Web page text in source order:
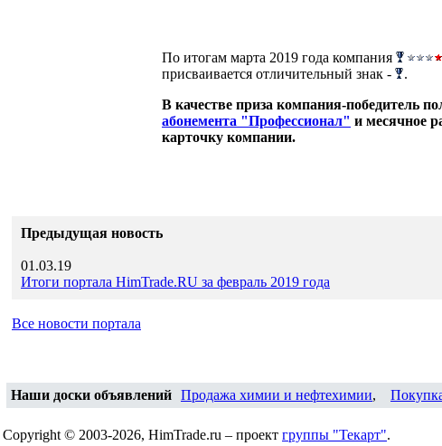
По итогам марта 2019 года компания
присваивается отличительный знак -
.
В качестве приза компания-победитель
абонемента "Профессионал" и месячное
карточку компании.
Предыдущая новость
01.03.19
Итоги портала HimTrade.RU за февраль 2019 года
Все новости портала
Наши доски объявлений Продажа химии и нефтехимии,
Copyright © 2003-2026, HimTrade.ru – проект группы "Текарт".